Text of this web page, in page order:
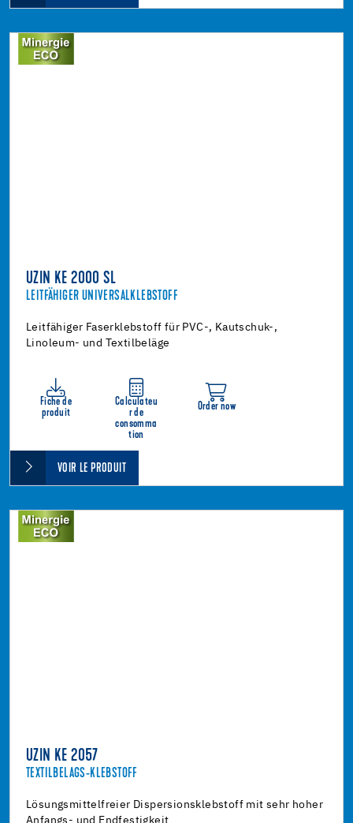
UZIN KE 2000 SL
LEITFÄHIGER UNIVERSALKLEBSTOFF
Leitfähiger Faserklebstoff für PVC-, Kautschuk-,
Linoleum- und Textilbeläge
Fiche de
produit
Calculateu
r de
consomma
tion
Order now
VOIR LE PRODUIT
UZIN KE 2057
TEXTILBELAGS-KLEBSTOFF
Lösungsmittelfreier Dispersionsklebstoff mit sehr hoher
Anfangs- und Endfestigkeit